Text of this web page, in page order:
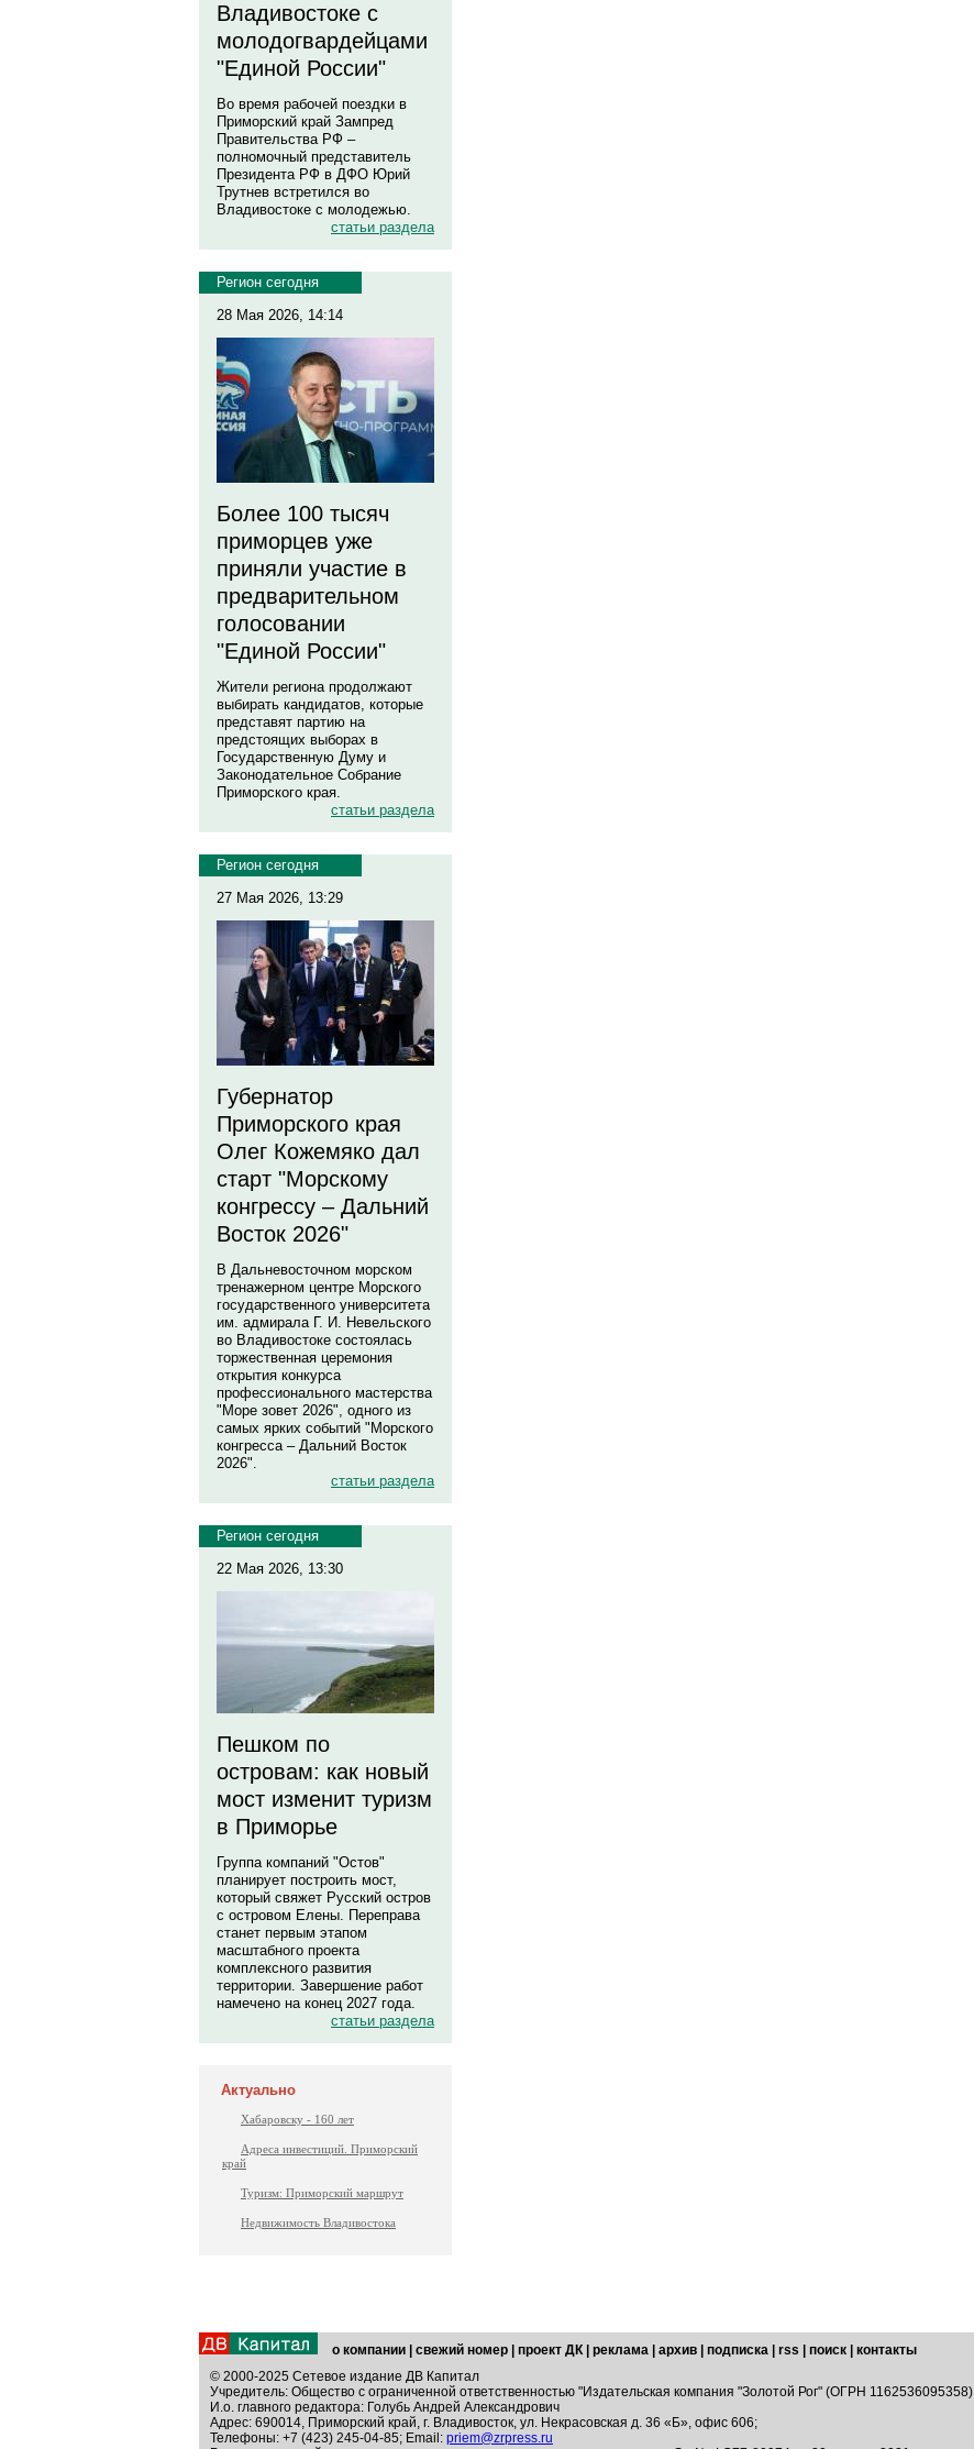
Владивостоке с
молодогвардейцами
"Единой России"
Во время рабочей поездки в
Приморский край Зампред
Правительства РФ –
полномочный представитель
Президента РФ в ДФО Юрий
Трутнев встретился во
Владивостоке с молодежью.
статьи раздела
Регион сегодня
28 Мая 2026, 14:14
Более 100 тысяч
приморцев уже
приняли участие в
предварительном
голосовании
"Единой России"
Жители региона продолжают
выбирать кандидатов, которые
представят партию на
предстоящих выборах в
Государственную Думу и
Законодательное Собрание
Приморского края.
статьи раздела
Регион сегодня
27 Мая 2026, 13:29
Губернатор
Приморского края
Олег Кожемяко дал
старт "Морскому
конгрессу – Дальний
Восток 2026"
В Дальневосточном морском
тренажерном центре Морского
государственного университета
им. адмирала Г. И. Невельского
во Владивостоке состоялась
торжественная церемония
открытия конкурса
профессионального мастерства
"Море зовет 2026", одного из
самых ярких событий "Морского
конгресса – Дальний Восток
2026".
статьи раздела
Регион сегодня
22 Мая 2026, 13:30
Пешком по
островам: как новый
мост изменит туризм
в Приморье
Группа компаний "Остов"
планирует построить мост,
который свяжет Русский остров
с островом Елены. Переправа
станет первым этапом
масштабного проекта
комплексного развития
территории. Завершение работ
намечено на конец 2027 года.
статьи раздела
Актуально
Хабаровску - 160 лет
Адреса инвестиций. Приморский
край
Туризм: Приморский маршрут
Недвижимость Владивостока
о компании свежий номер проект ДК реклама архив подписка rss поиск
контакты
© 2000-2025 Сетевое издание ДВ Капитал
Учредитель: Общество с ограниченной ответственностью "Издательская компания "Золотой Рог" (ОГРН 1162536095358)
И.о. главного редактора: Голубь Андрей Александрович
Адрес: 690014, Приморский край, г. Владивосток, ул. Некрасовская д. 36 «Б», офис 606;
Телефоны: +7 (423) 245-04-85; Email: priem@zrpress.ru